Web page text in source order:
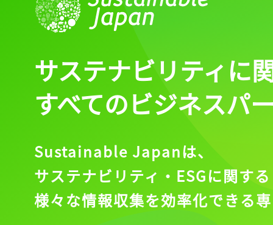
ログイン
会員登録
サステナビリティに
すべてのビジネスパ
Sustainable Japanは、
サステナビリティ・ESGに関する
様々な情報収集を効率化できる